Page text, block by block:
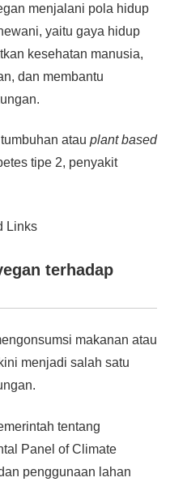
menjalani pola hidup
yaitu gaya hidup
kesehatan manusia,
dan membantu
atau plant based
tipe 2, penyakit
Links
terhadap
makanan atau
menjadi salah satu
tentang
Panel of Climate
penggunaan lahan